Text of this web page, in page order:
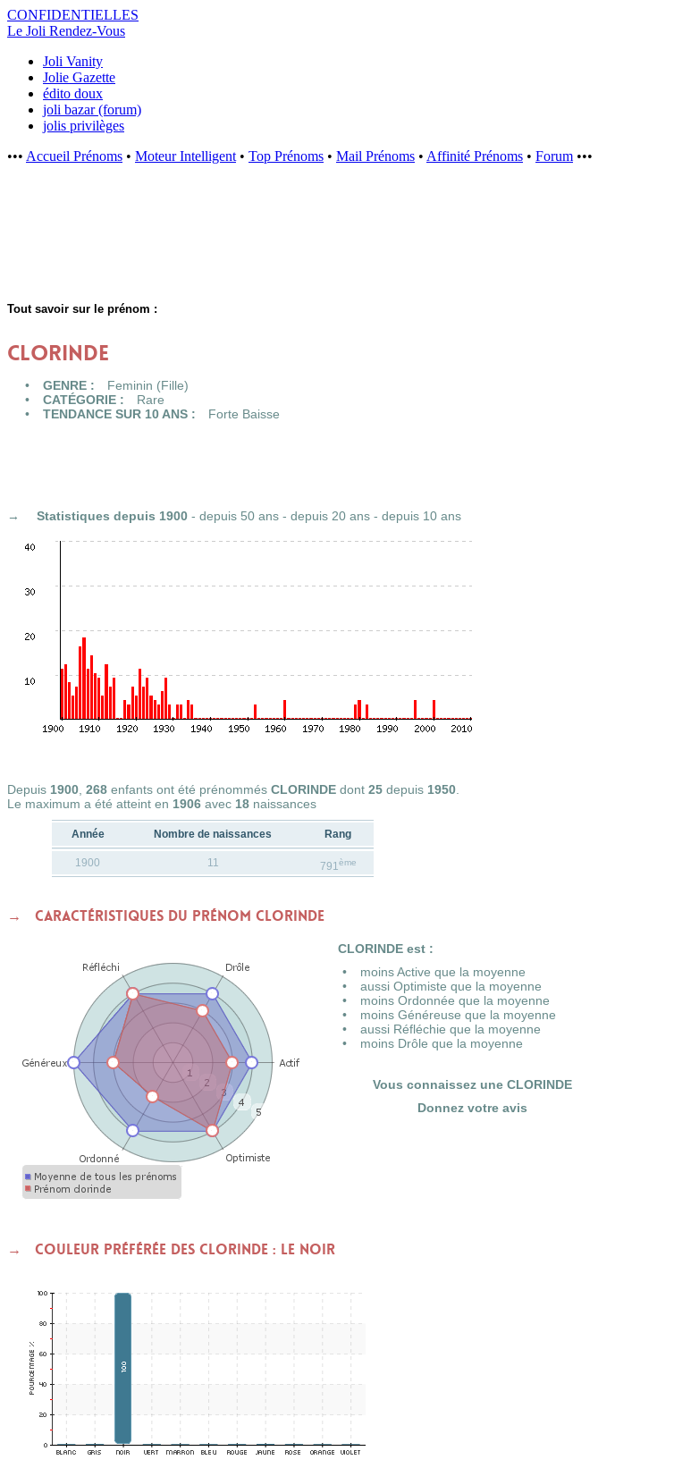
CONFIDENTIELLES
Le Joli Rendez-Vous
Joli Vanity
Jolie Gazette
édito doux
joli bazar (forum)
jolis privilèges
••• Accueil Prénoms • Moteur Intelligent • Top Prénoms • Mail Prénoms • Affinité Prénoms • Forum •••
Tout savoir sur le prénom :
CLORINDE
GENRE :
Feminin (Fille)
CATÉGORIE :
Rare
TENDANCE SUR 10 ANS :
Forte Baisse
Statistiques depuis 1900 - depuis 50 ans - depuis 20 ans - depuis 10 ans
Depuis 1900 268 enfants ont été prénommés CLORINDE dont 25 depuis 1950
Le maximum a été atteint en 1906 avec 18 naissances
Année Nombre de naissances Rang
1900 11 791ème
Caractéristiques du prénom CLORINDE
CLORINDE est :
moins Active que la moyenne
aussi Optimiste que la moyenne
moins Ordonnée que la moyenne
moins Généreuse que la moyenne
aussi Réfléchie que la moyenne
moins Drôle que la moyenne
Vous connaissez une CLORINDE
Donnez votre avis
Couleur préférée des CLORINDE : le Noir